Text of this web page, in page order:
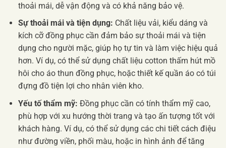
thoải mái, dễ vận động và có khả năng bảo vệ.
Sự thoải mái và tiện dụng: Chất liệu vải, kiểu dáng và
kích cỡ đồng phục cần đảm bảo sự thoải mái và tiện
dụng cho người mặc, giúp họ tự tin và làm việc hiệu quả
hơn. Ví dụ, có thể sử dụng chất liệu cotton thấm hút mồ
hôi cho áo thun đồng phục, hoặc thiết kế quần áo có túi
đựng đồ tiện lợi cho nhân viên kho.
Yếu tố thẩm mỹ: Đồng phục cần có tính thẩm mỹ cao,
phù hợp với xu hướng thời trang và tạo ấn tượng tốt với
khách hàng. Ví dụ, có thể sử dụng các chi tiết cách điệu
như đường viền, phối màu, hoặc in hình ảnh để tăng